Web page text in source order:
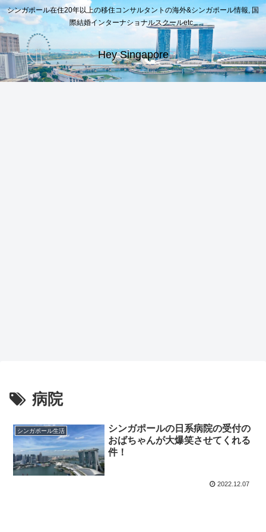
シンガポール在住20年以上の移住コンサルタントの海外&シンガポール情報, 国
際結婚インターナショナルスクールetc..
Hey Singapore
病院
シンガポール生活
シンガポールの日系病院の受付の
おばちゃんが大爆笑させてくれる
件！
2022.12.07